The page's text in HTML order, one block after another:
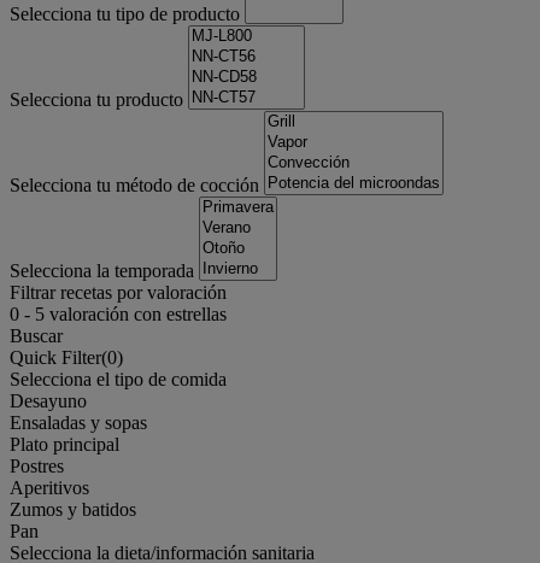
Selecciona tu tipo de producto
Selecciona tu producto
Selecciona tu método de cocción
Selecciona la temporada
Filtrar recetas por valoración
0 - 5 valoración con estrellas
Buscar
Quick Filter(0)
Selecciona el tipo de comida
Desayuno
Ensaladas y sopas
Plato principal
Postres
Aperitivos
Zumos y batidos
Pan
Selecciona la dieta/información sanitaria